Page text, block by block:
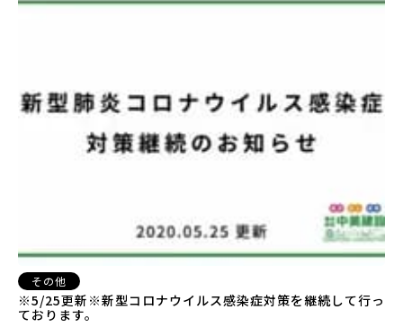
その他
※5/25更新※新型コロナウイルス感染症対策を継続して行っ
ております。